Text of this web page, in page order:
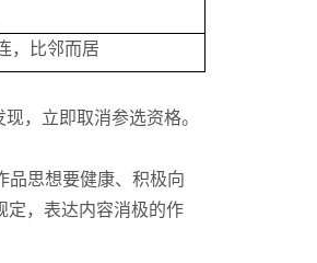
，比邻而居
，立即取消参选资格。
思想要健康、积极向
定，表达内容消极的作